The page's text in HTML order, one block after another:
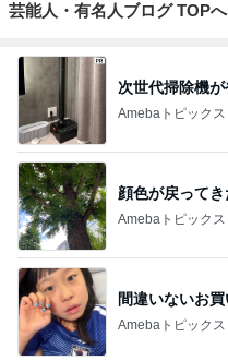
芸能人・有名人ブログ TOPへ
次世代掃除機が
Amebaトピックス
顔色が戻って
Amebaトピックス
間違いないお
Amebaトピックス